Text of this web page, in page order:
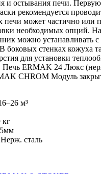
и остывания печи.
рекомендуется
печи может частично или
необходимых опций.
можно устанавливать с
боковых стенках кожуха
для установки
Печь ERMAK 24 Люкс
CHROM Модуль
м³
кг
Нерж. сталь